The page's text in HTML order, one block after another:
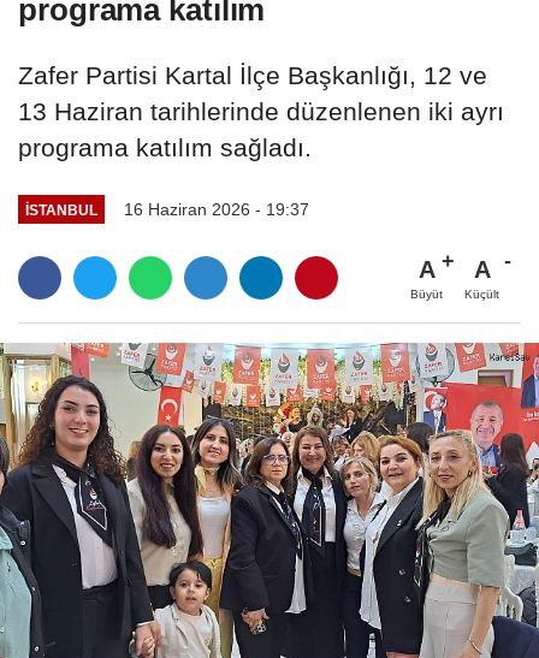
programa katılım
Zafer Partisi Kartal İlçe Başkanlığı, 12 ve
13 Haziran tarihlerinde düzenlenen iki ayrı
programa katılım sağladı.
İSTANBUL 16 Haziran 2026 - 19:37
A
Büyüt
A
Küçült